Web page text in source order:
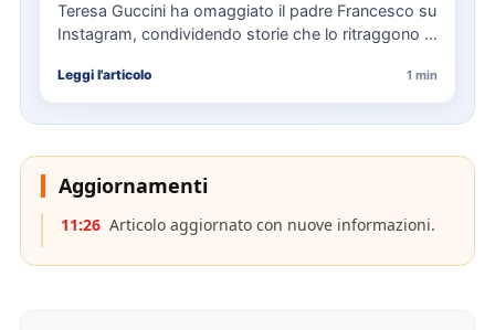
Teresa Guccini ha omaggiato il padre Francesco su
Instagram, condividendo storie che lo ritraggono in
Leggi l'articolo 1 min
Aggiornamenti
11:26 Articolo aggiornato con nuove informazioni.